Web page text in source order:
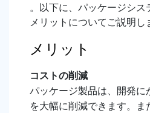
。以下に、パッケージシス
メリットについてご説明し
メリット
コストの削減
パッケージ製品は、開発に
を大幅に削減できます。ま